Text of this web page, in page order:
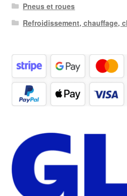
Pneus et roues
Refroidissement, chauffage,